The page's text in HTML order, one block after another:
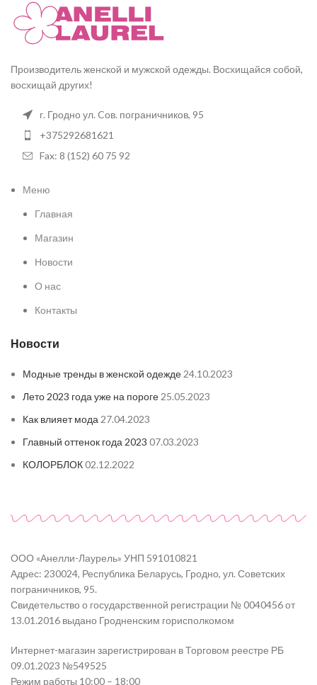
Производитель женской и мужской одежды. Восхищайся собой,
восхищай других!
г. Гродно ул. Cов. пограничников, 95
+375292681621
Fax: 8 (152) 60 75 92
Меню
Главная
Магазин
Новости
О нас
Контакты
Новости
Модные тренды в женской одежде 24.10.2023
Лето 2023 года уже на пороге 25.05.2023
Как влияет мода 27.04.2023
Главный оттенок года 2023 07.03.2023
КОЛОРБЛОК02.12.2022
ООО «Анелли-Лаурель» УНП 591010821
Адрес: 230024, Республика Беларусь, Гродно, ул. Советских
пограничников, 95.
Свидетельство о государственной регистрации № 0040456 от
13.01.2016 выдано Гродненским горисполкомом
Интернет-магазин зарегистрирован в Торговом реестре РБ
09.01.2023 №549525
Режим работы 10:00 – 18:00